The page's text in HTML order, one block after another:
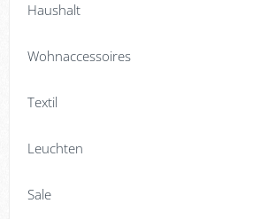
Haushalt
Wohnaccessoires
Textil
Leuchten
Sale